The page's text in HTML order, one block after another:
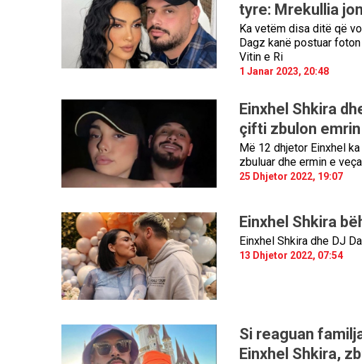
tyre: Mrekullia
Ka vetëm disa ditë që
Dagz kanë postuar
Vitin e Ri
1 Janar 2023, 20:48
Einxhel Shkira
çifti zbulon
Më 12 dhjetor Einxhel
zbuluar dhe ermin e
25 Dhjetor 2022, 19:07
Einxhel Shkira
Einxhel Shkira dhe DJ
13 Dhjetor 2022, 07:54
Si reaguan
Einxhel Shkira,